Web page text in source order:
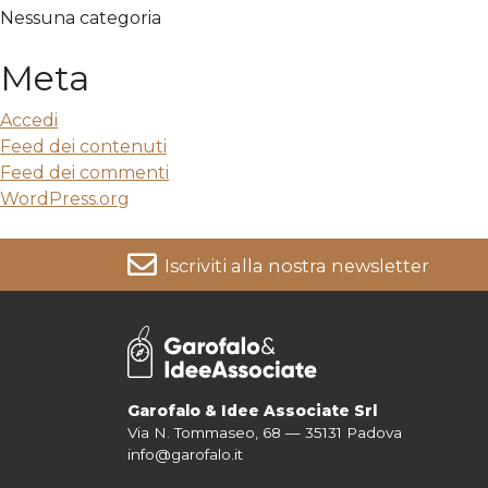
Nessuna categoria
Meta
Accedi
Feed dei contenuti
Feed dei commenti
WordPress.org
Iscriviti alla nostra newsletter
Garofalo & Idee Associate Srl
Via N. Tommaseo, 68 — 35131 Padova
info@garofalo.it